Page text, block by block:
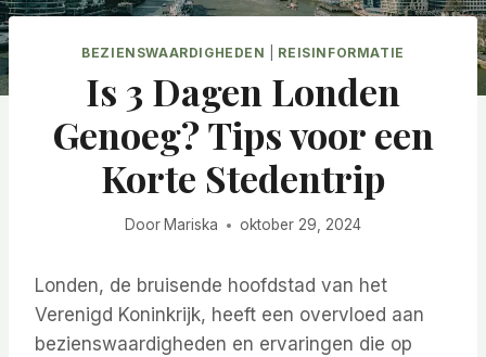
BEZIENSWAARDIGHEDEN REISINFORMATIE
Is 3 Dagen Londen
Genoeg? Tips voor een
Korte Stedentrip
Door Mariska oktober 29, 2024
Londen, de bruisende hoofdstad van het
Verenigd Koninkrijk, heeft een overvloed aan
bezienswaardigheden en ervaringen die op